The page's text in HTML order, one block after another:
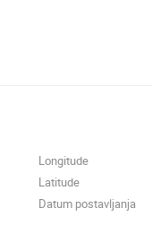
Longitude
Latitude
Datum postavljanja